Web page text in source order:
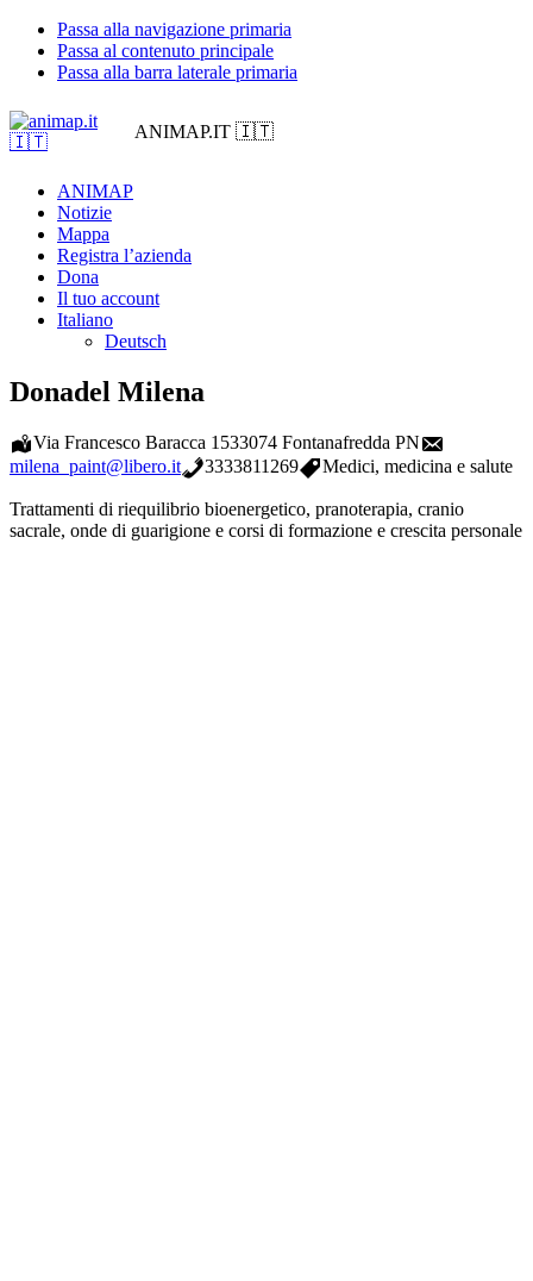
Passa alla navigazione primaria
Passa al contenuto principale
Passa alla barra laterale primaria
ANIMAP.IT 🇮🇹
ANIMAP
Notizie
Mappa
Registra l’azienda
Dona
Il tuo account
Italiano
Deutsch
Donadel Milena
Via Francesco Baracca 1533074 Fontanafredda PN
milena_paint@libero.it
3333811269 Medici, medicina e salute
Trattamenti di riequilibrio bioenergetico, pranoterapia, cranio
sacrale, onde di guarigione e corsi di formazione e crescita personale